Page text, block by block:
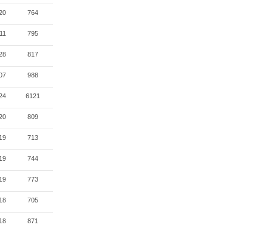
764
795
817
988
6121
809
713
744
773
705
871